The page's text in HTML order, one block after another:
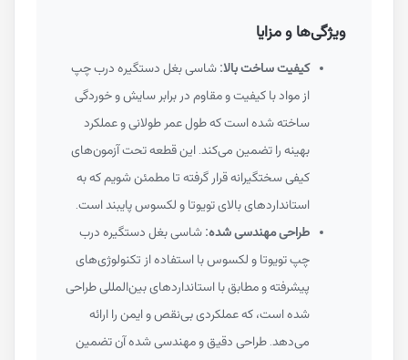
ویژگی‌ها و مزایا
کیفیت ساخت بالا:شاسی بغل دستگیره درب چپ
از مواد با کیفیت و مقاوم در برابر سایش و خوردگی
ساخته شده است که طول عمر طولانی و عملکرد
بهینه را تضمین می‌کند. این قطعه تحت آزمون‌های
کیفی سختگیرانه قرار گرفته تا مطمئن شویم که به
استانداردهای بالای تویوتا و لکسوس پایبند است.
طراحی مهندسی شده:شاسی بغل دستگیره درب
چپ تویوتا و لکسوس با استفاده از تکنولوژی‌های
پیشرفته و مطابق با استانداردهای بین‌المللی طراحی
شده است، که عملکردی بی‌نقص و ایمن را ارائه
می‌دهد. طراحی دقیق و مهندسی شده آن تضمین